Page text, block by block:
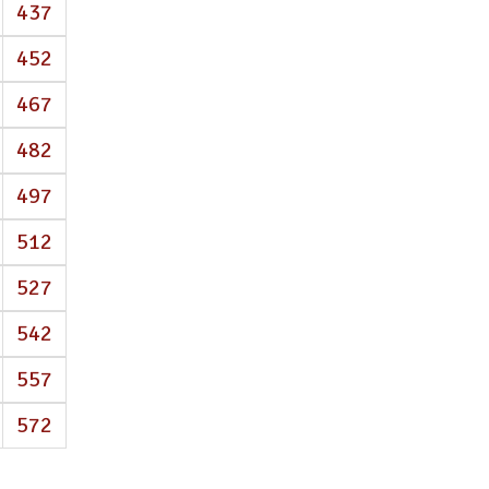
437
452
467
482
497
512
527
542
557
572